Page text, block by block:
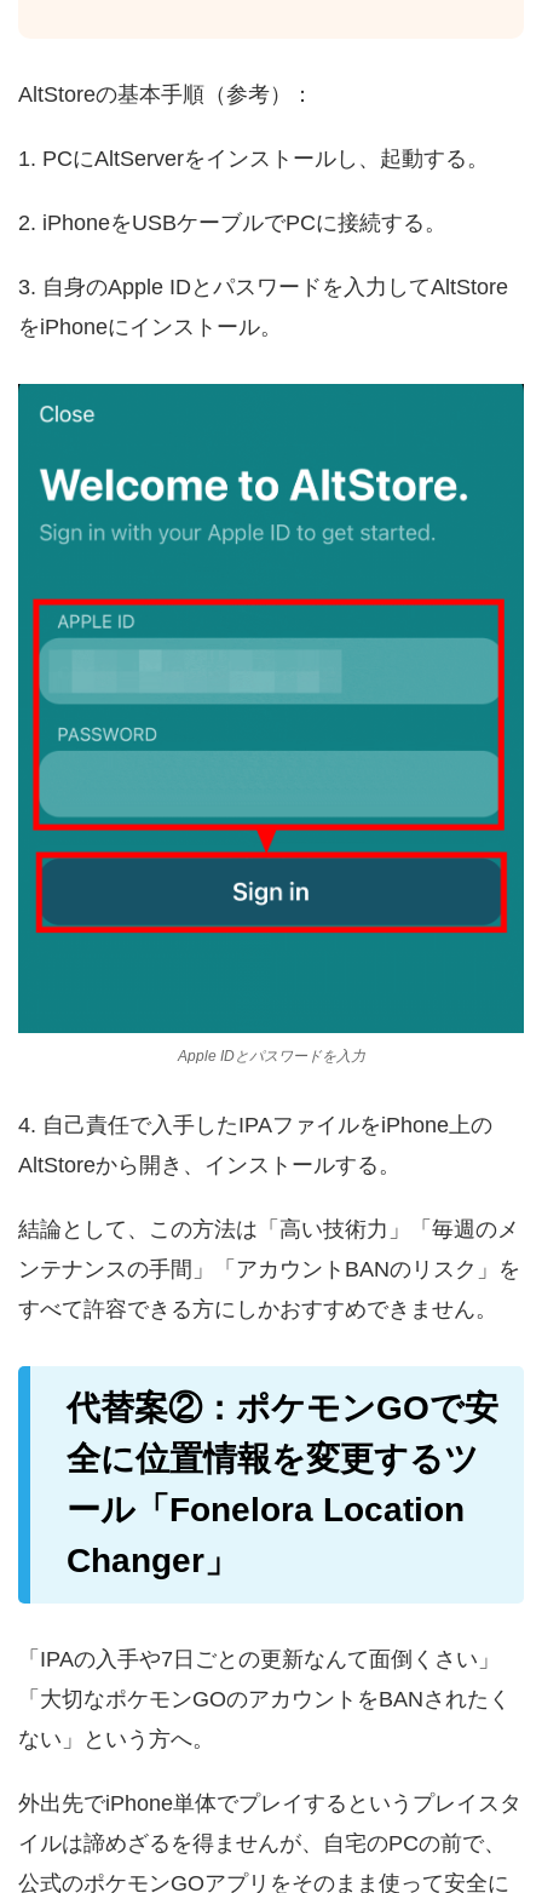
AltStoreの基本手順（参考）：
1. PCにAltServerをインストールし、起動する。
2. iPhoneをUSBケーブルでPCに接続する。
3. 自身のApple IDとパスワードを入力してAltStore
をiPhoneにインストール。
Apple IDとパスワードを入力
4. 自己責任で入手したIPAファイルをiPhone上の
AltStoreから開き、インストールする。
結論として、この方法は「高い技術力」「毎週のメ
ンテナンスの手間」「アカウントBANのリスク」を
すべて許容できる方にしかおすすめできません。
代替案②：ポケモンGOで安
全に位置情報を変更するツ
ール「Fonelora Location
Changer」
「IPAの入手や7日ごとの更新なんて面倒くさい」
「大切なポケモンGOのアカウントをBANされたく
ない」という方へ。
外出先でiPhone単体でプレイするというプレイスタ
イルは諦めざるを得ませんが、自宅のPCの前で、
公式のポケモンGOアプリをそのまま使って安全に